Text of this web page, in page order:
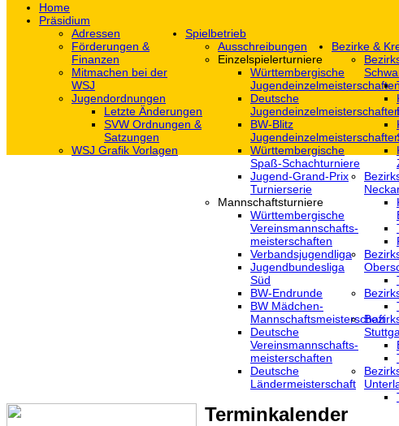
Home
Präsidium
Adressen
Förderungen &
Finanzen
Mitmachen bei der
WSJ
Jugendordnungen
Letzte Änderungen
SVW Ordnungen &
Satzungen
WSJ Grafik Vorlagen
Spielbetrieb
Ausschreibungen
Einzelspielerturniere
Württembergische
Deutsche
BW-Blitz
Württembergische
Spaß-Schachturniere
Jugend-Grand-Prix
Turnierserie
Mannschaftsturniere
Württembergische
Vereinsmannschafts-
meisterschaften
Verbandsjugendliga
Jugendbundesliga
Süd
BW-Endrunde
BW Mädchen-
Mannschaftsmeisterschaft
Deutsche
Vereinsmannschafts-
meisterschaften
Deutsche
Ländermeisterschaft
Bezirke &
Terminkalender